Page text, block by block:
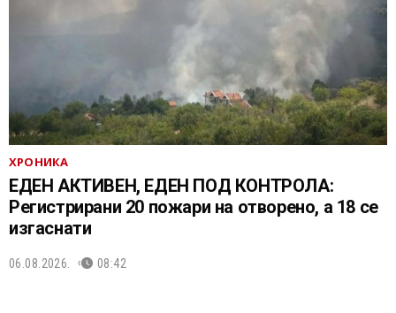
ХРОНИКА
ЕДЕН АКТИВЕН, ЕДЕН ПОД КОНТРОЛА:
Регистрирани 20 пожари на отворено, a 18 се
изгаснати
06.08.2026. 08:42